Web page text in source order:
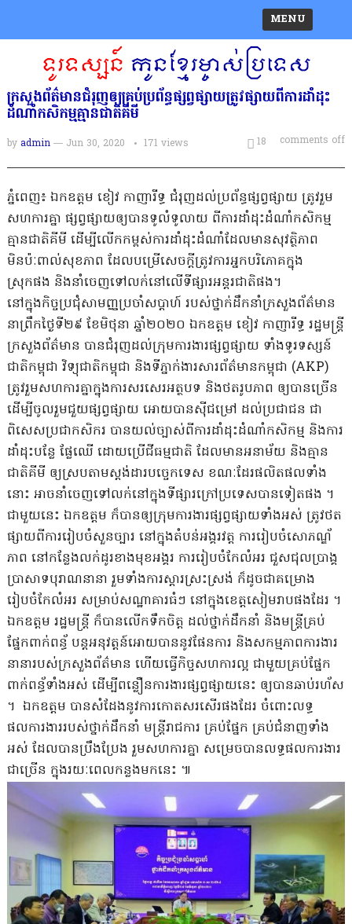
MENU
ក្រសួងព័ត៌មានជំរុញឲ្យគ្រប់ប្រព័ន្ធផ្សព្វផ្សាយត្រូវផ្សាយពីការដាំដុះ
ដំណាំកសិកម្មគ្មានជាតិគីមី
by admin — Jun 30, 2020 171 views comments off
18
ភ្នំពេញ៖ ឯកឧត្តម ខៀវ កាញារីទ្ធ ជំរុញដល់ប្រព័ន្ធផ្សព្វផ្សាយ ត្រូវរួម
សហការគ្នា ផ្សព្វផ្សាយឲ្យបានទូលំទូលាយ ពីការដាំដុះដំណាំកសិកម្ម
គ្មានជាតិគីមី ដើម្បីលើកកម្ពស់ការដាំដុះដំណាំដែលមានសុវត្ថិភាព
មិនប៉ៈពាល់សុខភាព ដែលបម្រើសេចក្តីត្រូវការអ្នកបរិភោគក្នុង
ស្រុកផង និងនាំចេញទៅលក់នៅលើទីផ្សារអន្តរជាតិផង។
នៅក្នុងកិច្ចប្រជុំសាមញ្ញប្រចាំសប្តាហ៍ របស់ថ្នាក់ដឹកនាំក្រសួងព័ត៌មាន
នាព្រឹកថ្ងៃទី២៩ ខែមិថុនា ឆ្នាំ២០២០ ឯកឧត្តម ខៀវ កាញារីទ្ធ រដ្ឋមន្រ្តី
ក្រសួងព័ត៌មាន បានជំរុញដល់ក្រុមការងារផ្សព្វផ្សាយ ទាំងទូរទស្សន៍
ជាតិកម្ពុជា វិទ្យុជាតិកម្ពុជា និងទីភ្នាក់ងារសារព័ត៌មានកម្ពុជា (AKP)
ត្រូវរួមសហការគ្នាក្នុងការសរសេរអត្ថបទ និងថតរូបភាព ឲ្យបានច្រើន
ដើម្បីចូលរួមជួយផ្សព្វផ្សាយ អោយបានស៊ីជម្រៅ ដល់ប្រជាជន ជា
ពិសេសប្រជាកសិករ បានយល់ច្បាស់ពីការដាំដុះដំណាំកសិកម្ម និងការ
ដាំដុះបន្លែ ផ្លែឈើ ដោយប្រើជីធម្មជាតិ ដែលមានអនាម័យ និងគ្មាន
ជាតិគីមី ឲ្យស្របតាមស្តង់ដារបច្ចេកទេស ខណៈដែរផលិតផលទាំង
នោះ អាចនាំចេញទៅលក់នៅក្នុងទីផ្សារក្រៅប្រទេសបានទៀតផង ។
ជាមួយនេះ ឯកឧត្តម ក៏បានឲ្យក្រុមការងារផ្សព្វផ្សាយទាំងអស់ ត្រូវថត
ផ្សាយពីការរៀបចំសួនច្បារ នៅក្នុងតំបន់អង្គរវត្ត ការរៀបចំសោភណ្ឌ័
ភាព នៅកន្លែងលក់ដូរខាងមុខអង្គរ ការរៀបចំកែលំអរ ជួសជុលប្រាង្គ
ប្រាសាទបុរាណនានា រួមទាំងការស្តារស្រះស្រង់ ក៏ដូចជាគម្រោង
រៀបចំកែលំអរ សម្រាប់សណ្ឋាគារធំៗ នៅក្នុងខេត្តសៀមរាបផងដែរ ។
ឯកឧត្តម រដ្ឋមន្រ្តី ក៏បានលើកទឹកចិត្ត ដល់ថ្នាក់ដឹកនាំ និងមន្រ្តីគ្រប់
ផ្នែកពាក់ពន្ធ័ បន្តអនុវត្តន៍អោយបាននូវផែនការ និងសកម្មភាពការងារ
នានារបស់ក្រសួងព័ត៌មាន ហើយធ្វើកិច្ចសហការល្អ ជាមួយគ្រប់ផ្នែក
ពាក់ពន្ធ័ទាំងអស់ ដើម្បីពន្លឿនការងារផ្សព្វផ្សាយនេះ ឲ្យបានឆាប់រហ័ស
។ ឯកឧត្តម បានសំដែងនូវការកោតសរសើរផងដែរ ចំពោះលទ្ធ
ផលការងាររបស់ថ្នាក់ដឹកនាំ មន្រ្តីរាជការ គ្រប់ផ្នែក គ្រប់ជំនាញទាំង
អស់ ដែលបានប្រឹងប្រែង រួមសហការគ្នា សម្រេចបានលទ្ធផលការងារ
ជាច្រើន ក្នុងរយៈពេលកន្លងមកនេះ ៕